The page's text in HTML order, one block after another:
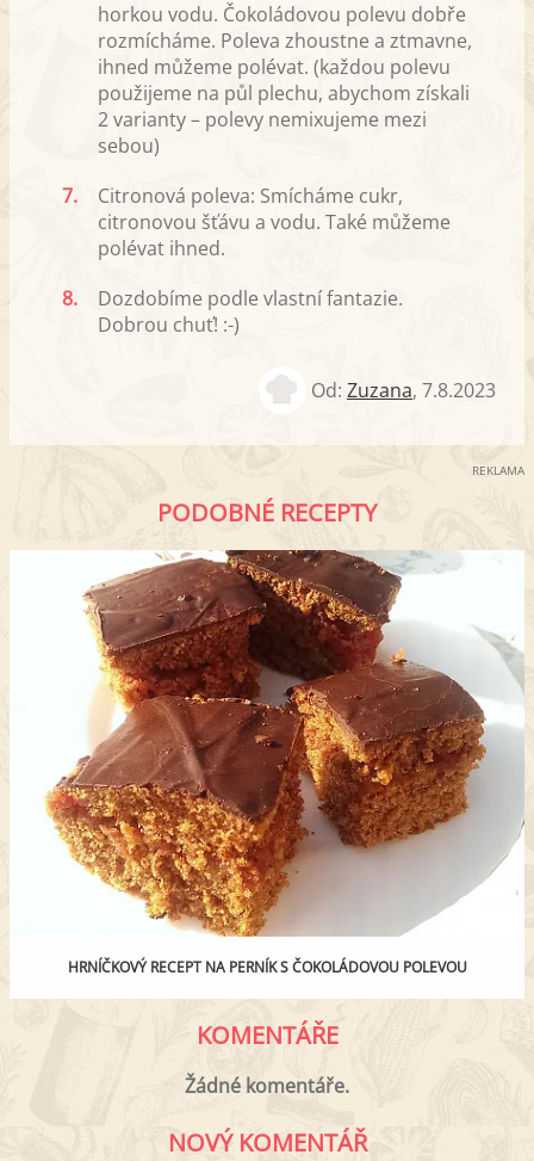
horkou vodu. Čokoládovou polevu dobře
rozmícháme. Poleva zhoustne a ztmavne,
ihned můžeme polévat. (každou polevu
použijeme na půl plechu, abychom získali
2 varianty – polevy nemixujeme mezi
sebou)
7.
Citronová poleva: Smícháme cukr,
citronovou šťávu a vodu. Také můžeme
polévat ihned.
8.
Dozdobíme podle vlastní fantazie.
Dobrou chuť! :-)
Od: Zuzana, 7.8.2023
REKLAMA
PODOBNÉ RECEPTY
HRNÍČKOVÝ RECEPT NA PERNÍK S ČOKOLÁDOVOU POLEVOU
KOMENTÁŘE
Žádné komentáře.
NOVÝ KOMENTÁŘ